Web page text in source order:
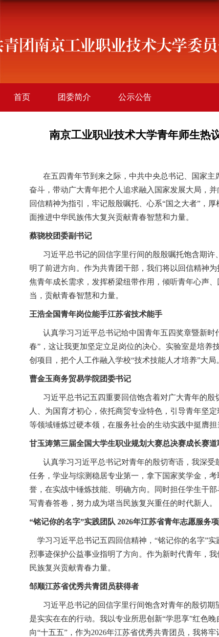
首页 团委简介 公示公告
南京工业职业技术大学青年师生热
在五四青年节到来之际，中共中央总书记、国家
奋斗，带动广大青年把个人追求融入国家发展大局，
回信精神为指引，牢记殷殷嘱托、心系“国之大者”，
面推进中华民族伟大复兴贡献青春智慧和力量。
蔡骁校团委副书记
习近平总书记的回信字里行间的殷殷嘱托饱含期
明了前进方向。作为共青团干部，我们将以回信精神
焦青年成长需求，发挥桥梁纽带作用，倾听青年心声
当，贡献青春智慧和力量。
王浩全国青年岗位能手江苏省技术能手
认真学习习近平总书记给中国青年五四奖章暨新
春”，这让我更加坚定立足岗位的决心。实验室是培养
创项目，把个人工作融入学校“技术技能人才培养”大
曹金玉商务贸易学院团委书记
习近平总书记五四重要回信饱含着对广大青年的
人、为国育才初心，依托商贸专业特色，引导青年坚
等领域锤炼过硬本领，在服务社会的生动实践中挺膺
甘玉涛第三届全国大学生职业规划大赛总决赛成长赛
认真学习习近平总书记对青年的殷切寄语，我深
任务，学业与综测稳居专业第一，拿下国家奖学金，
誉，在实战中锤炼技能、明确方向。同时担任学生干
写青春答卷，努力成为堪当民族复兴重任的时代新人。
“铭记你的名字”实践团队 2026年江苏省青年志愿服务
学习习近平总书记五四回信精神，“铭记你的名字”
烈事迹保护公益事业指明了方向。作为新时代青年，
民族复兴贡献青春力量。
邹顺江苏省优秀共青团员获得者
习近平总书记的回信字里行间饱含对青年的殷切
是实实在在的行动。我以专业所思创新“学思享”红色
向“十五五”，作为2026年江苏省优秀共青团员，我将